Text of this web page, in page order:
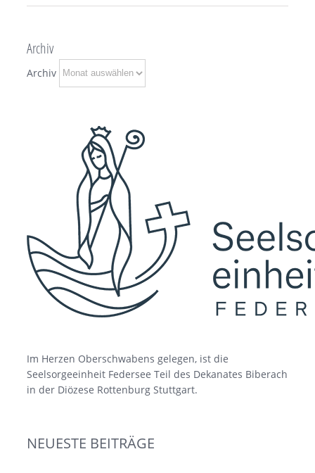
Archiv
Archiv
Im Herzen Oberschwabens gelegen, ist die
Seelsorgeeinheit Federsee Teil des Dekanates Biberach
in der Diözese Rottenburg Stuttgart.
NEUESTE BEITRÄGE